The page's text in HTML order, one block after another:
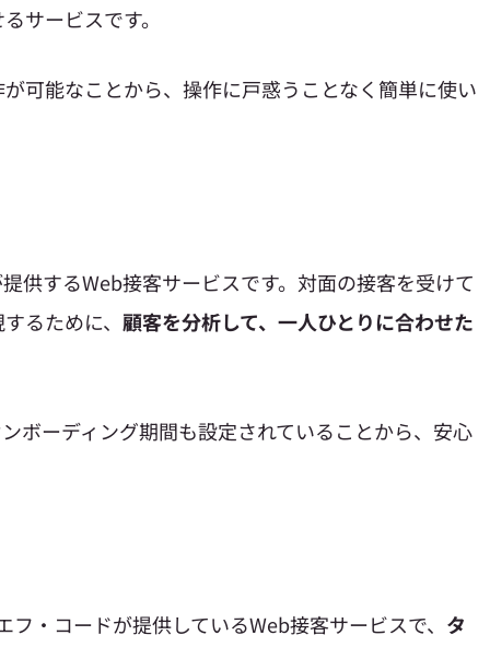
サービスです。
可能なことから、操作に戸惑うことなく簡単に使い
供するWeb接客サービスです。対面の接客を受けて
るために、 顧客を分析して、一人ひとりに合わせた
ボーディング期間も設定されていることから、安心
・コードが提供しているWeb接客サービスで、 タ